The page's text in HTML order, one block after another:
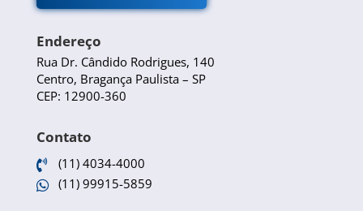
Endereço
Rua Dr. Cândido Rodrigues, 140
Centro, Bragança Paulista – SP
CEP: 12900-360
Contato
 (11) 4034-4000
 (11) 99915-5859